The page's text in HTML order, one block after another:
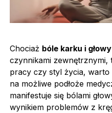
Chociaż bóle karku i głowy
czynnikami zewnętrznymi,
pracy czy styl życia,
na możliwe podłoże
manifestuje się bólami
wynikiem problemów z